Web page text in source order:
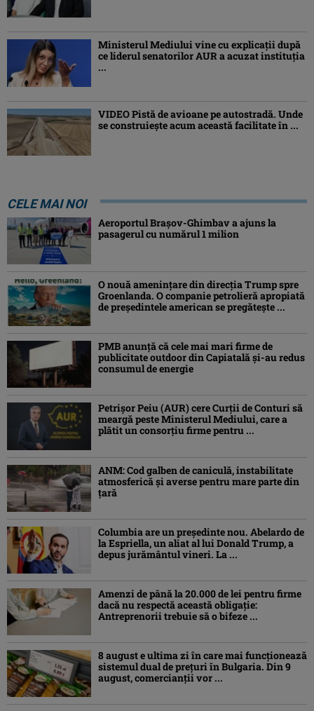
Ministerul Mediului vine cu explicații după
ce liderul senatorilor AUR a acuzat instituția
...
VIDEO Pistă de avioane pe autostradă. Unde
se construiește acum această facilitate în ...
CELE MAI NOI
Aeroportul Brașov-Ghimbav a ajuns la
pasagerul cu numărul 1 milion
O nouă amenințare din direcția Trump spre
Groenlanda. O companie petrolieră apropiată
de președintele american se pregătește ...
PMB anunță că cele mai mari firme de
publicitate outdoor din Capiatală și-au redus
consumul de energie
Petrişor Peiu (AUR) cere Curții de Conturi să
meargă peste Ministerul Mediului, care a
plătit un consorţiu firme pentru ...
ANM: Cod galben de caniculă, instabilitate
atmosferică și averse pentru mare parte din
țară
Columbia are un președinte nou. Abelardo de
la Espriella, un aliat al lui Donald Trump, a
depus jurământul vineri. La ...
Amenzi de până la 20.000 de lei pentru firme
dacă nu respectă această obligație:
Antreprenorii trebuie să o bifeze ...
8 august e ultima zi în care mai funcționează
sistemul dual de prețuri în Bulgaria. Din 9
august, comercianții vor ...